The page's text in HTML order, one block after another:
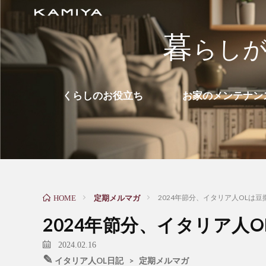
暮らし
くらしのお役立ち お家のメンテナン
HOME 定期メルマガ 2024年節分、イタリア人OLは豆
2024年節分、イタリア人
2024.02.16
✎ イタリア人OL日記> 定期メルマガ